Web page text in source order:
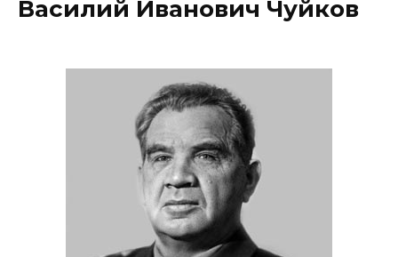
Василий Иванович Чуйков